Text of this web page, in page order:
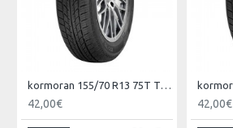
kormoran 155/70 R13 75T TL ROAD KO
42,00€ 42,00€